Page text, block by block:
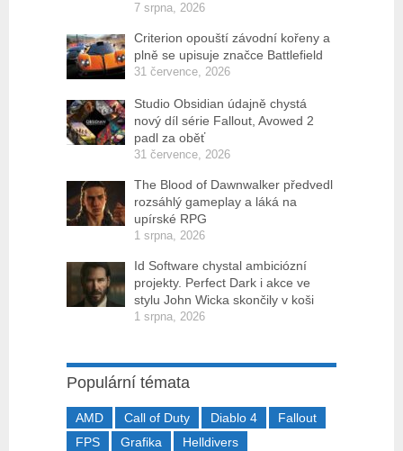
7 srpna, 2026
Criterion opouští závodní kořeny a
plně se upisuje značce Battlefield
31 července, 2026
Studio Obsidian údajně chystá
nový díl série Fallout, Avowed 2
padl za oběť
31 července, 2026
The Blood of Dawnwalker předvedl
rozsáhlý gameplay a láká na
upírské RPG
1 srpna, 2026
Id Software chystal ambiciózní
projekty. Perfect Dark i akce ve
stylu John Wicka skončily v koši
1 srpna, 2026
Populární témata
AMD Call of Duty Diablo 4
Fallout
FPS
Grafika
Helldivers